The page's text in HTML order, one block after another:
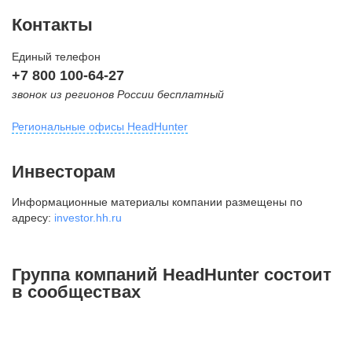
Контакты
Единый телефон
+7 800 100-64-27
звонок из регионов России бесплатный
Региональные офисы HeadHunter
внутригородская территория
Муниципальный округ Тверской,
2-я Брестская ул., д. 48,
+7 495 980-64-27
Инвесторам
Информационные материалы компании размещены по
адресу: investor.hh.ru
Группа компаний HeadHunter состоит
в сообществах